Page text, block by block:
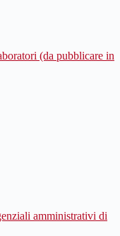
(da pubblicare in
amministrativi di